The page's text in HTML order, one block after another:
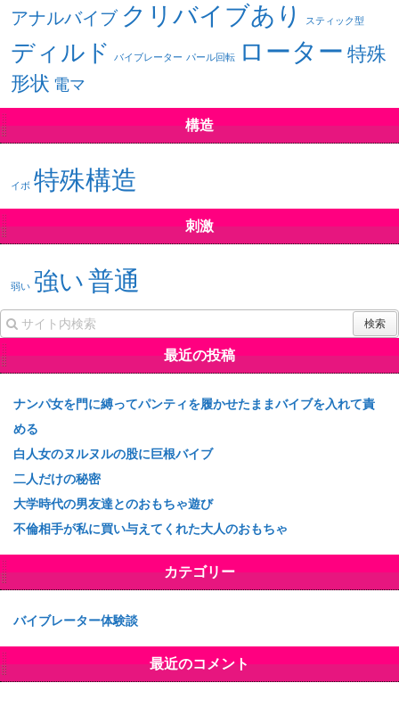
アナルバイブ クリバイブあり スティック型
ディルド バイブレーター パール回転 ローター 特殊
形状 電マ
構造
イボ 特殊構造
刺激
弱い 強い普通
最近の投稿
ナンパ女を門に縛ってパンティを履かせたままバイブを入れて責
める
白人女のヌルヌルの股に巨根バイブ
二人だけの秘密
大学時代の男友達とのおもちゃ遊び
不倫相手が私に買い与えてくれた大人のおもちゃ
カテゴリー
バイブレーター体験談
最近のコメント